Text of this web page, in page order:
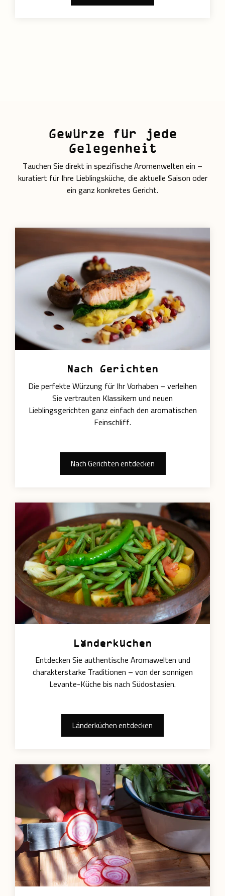
Gewürze für jede
Gelegenheit
Tauchen Sie direkt in spezifische Aromenwelten ein –
kuratiert für Ihre Lieblingsküche, die aktuelle Saison oder
ein ganz konkretes Gericht.
Nach Gerichten
Die perfekte Würzung für Ihr Vorhaben – verleihen
Sie vertrauten Klassikern und neuen
Lieblingsgerichten ganz einfach den aromatischen
Feinschliff.
Nach Gerichten entdecken
Länderküchen
Entdecken Sie authentische Aromawelten und
charakterstarke Traditionen – von der sonnigen
Levante-Küche bis nach Südostasien.
Länderküchen entdecken